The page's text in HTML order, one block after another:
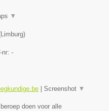
▼
Limburg)
nr: -
Screenshot ▼
doen voor alle